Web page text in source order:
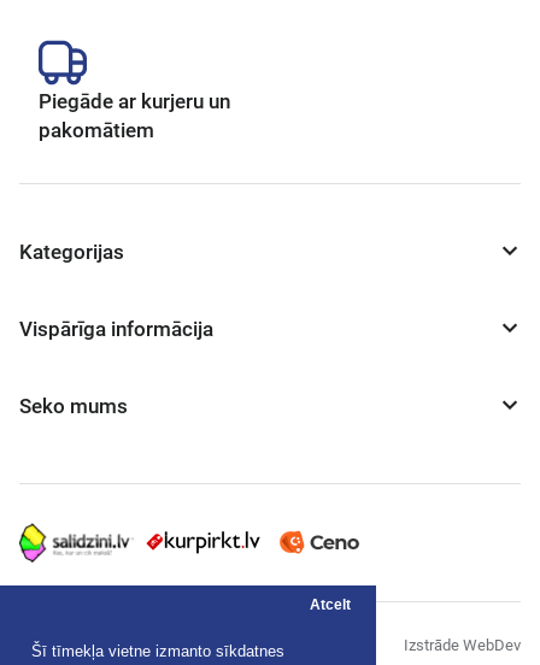
Šī tīmekļa vietne izmanto sīkdatnes
Atcelt
Piegāde ar kurjeru un
pakomātiem
Kategorijas
Vispārīga informācija
Seko mums
© "AS Akvedukts" 2026 Izstrāde WebDev